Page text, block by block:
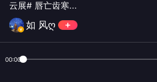
云展# 唇亡齿寒...
如 风ღ
00:00